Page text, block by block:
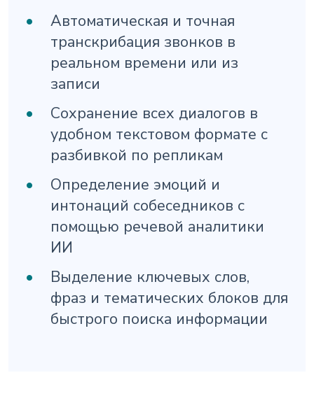
Автоматическая и точная
транскрибация звонков в
реальном времени или из
записи
Сохранение всех диалогов в
удобном текстовом формате с
разбивкой по репликам
Определение эмоций и
интонаций собеседников с
помощью речевой аналитики
ИИ
Выделение ключевых слов,
фраз и тематических блоков для
быстрого поиска информации